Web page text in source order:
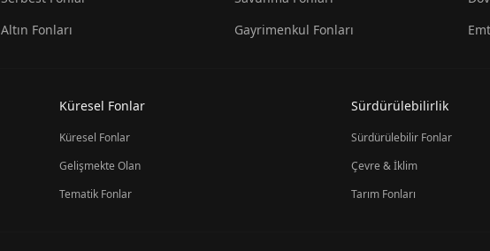
Altın Fonları
Gayrimenkul Fonları
Küresel Fonlar
Küresel Fonlar
Gelişmekte Olan
Tematik Fonlar
Sürdürülebilirlik
Sürdürülebilir Fonlar
Çevre & İklim
Tarım Fonları